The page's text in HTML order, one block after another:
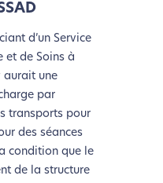
d’un Service
et de Soins à
aurait une
par
transports pour
des séances
condition que le
de la structure